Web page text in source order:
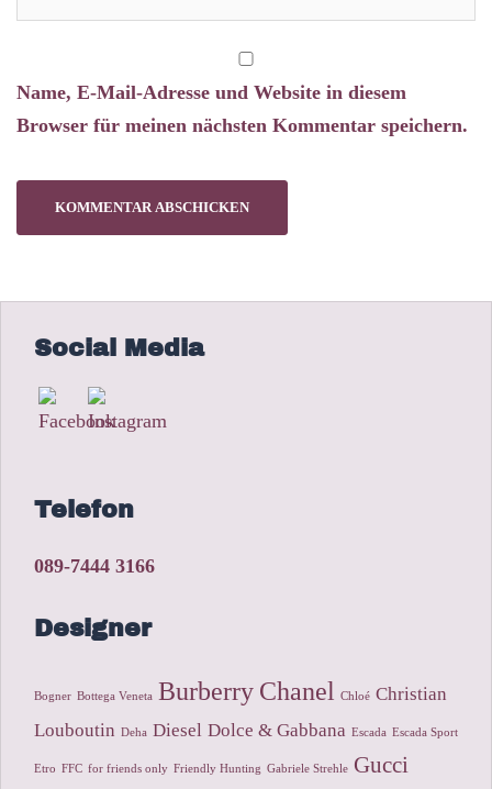
Name, E-Mail-Adresse und Website in diesem
Browser für meinen nächsten Kommentar speichern.
Social Media
Telefon
089-7444 3166
Designer
Bogner Bottega Veneta Burberry Chanel Chloé Christian
Louboutin Deha Diesel Dolce & Gabbana Escada Escada Sport
Etro FFC for friends only Friendly Hunting Gabriele Strehle Gucci